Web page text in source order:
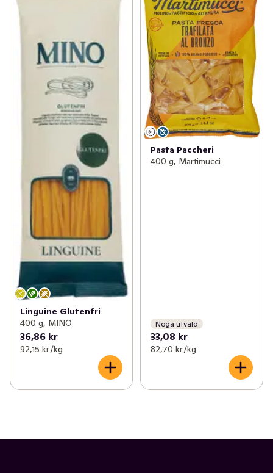
Linguine Glutenfri
400 g, MINO
36,86 kr
92,15 kr /kg
Pasta Paccheri
400 g, Martimucci
Noga utvald
33,08 kr
82,70 kr /kg